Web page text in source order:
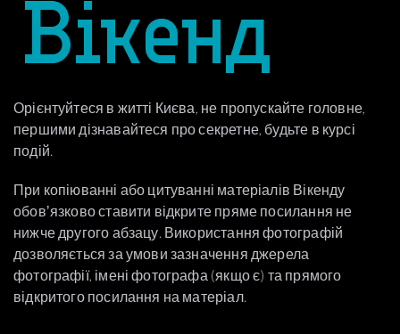
Орієнтуйтеся в житті Києва, не пропускайте головне,
першими дізнавайтеся про секретне, будьте в курсі
подій.
При копіюванні або цитуванні матеріалів Вікенду
обовʼязково ставити відкрите пряме посилання не
нижче другого абзацу. Використання фотографій
дозволяється за умови зазначення джерела
фотографії, імені фотографа (якщо є) та прямого
відкритого посилання на матеріал.